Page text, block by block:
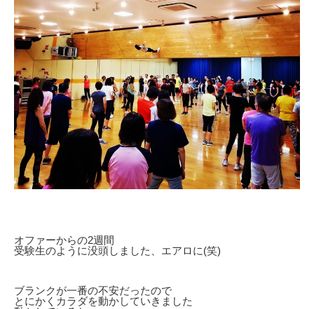
オファーからの2週間
受験生のように没頭しました、エアロに(笑)
ブランクが一番の不安だったので
とにかくカラダを動かしていきました